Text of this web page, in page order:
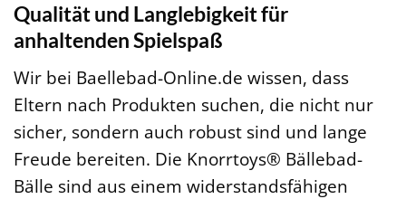
Qualität und Langlebigkeit für
anhaltenden Spielspaß
Wir bei Baellebad-Online.de wissen, dass
Eltern nach Produkten suchen, die nicht nur
sicher, sondern auch robust sind und lange
Freude bereiten. Die Knorrtoys® Bällebad-
Bälle sind aus einem widerstandsfähigen